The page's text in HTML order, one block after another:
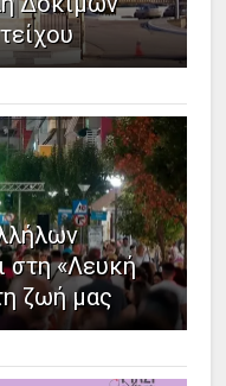
στη «Λευκή
ζωή μας